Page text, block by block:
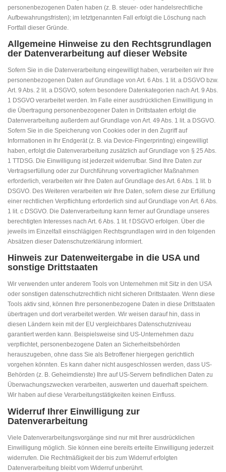
personenbezogenen Daten haben (z. B. steuer- oder handelsrechtliche
Aufbewahrungsfristen); im letztgenannten Fall erfolgt die Löschung nach
Fortfall dieser Gründe.
Allgemeine Hinweise zu den Rechtsgrundlagen
der Datenverarbeitung auf dieser Website
Sofern Sie in die Datenverarbeitung eingewilligt haben, verarbeiten wir Ihre
personenbezogenen Daten auf Grundlage von Art. 6 Abs. 1 lit. a DSGVO bzw.
Art. 9 Abs. 2 lit. a DSGVO, sofern besondere Datenkategorien nach Art. 9 Abs.
1 DSGVO verarbeitet werden. Im Falle einer ausdrücklichen Einwilligung in
die Übertragung personenbezogener Daten in Drittstaaten erfolgt die
Datenverarbeitung außerdem auf Grundlage von Art. 49 Abs. 1 lit. a DSGVO.
Sofern Sie in die Speicherung von Cookies oder in den Zugriff auf
Informationen in Ihr Endgerät (z. B. via Device-Fingerprinting) eingewilligt
haben, erfolgt die Datenverarbeitung zusätzlich auf Grundlage von § 25 Abs.
1 TTDSG. Die Einwilligung ist jederzeit widerrufbar. Sind Ihre Daten zur
Vertragserfüllung oder zur Durchführung vorvertraglicher Maßnahmen
erforderlich, verarbeiten wir Ihre Daten auf Grundlage des Art. 6 Abs. 1 lit. b
DSGVO. Des Weiteren verarbeiten wir Ihre Daten, sofern diese zur Erfüllung
einer rechtlichen Verpflichtung erforderlich sind auf Grundlage von Art. 6 Abs.
1 lit. c DSGVO. Die Datenverarbeitung kann ferner auf Grundlage unseres
berechtigten Interesses nach Art. 6 Abs. 1 lit. f DSGVO erfolgen. Über die
jeweils im Einzelfall einschlägigen Rechtsgrundlagen wird in den folgenden
Absätzen dieser Datenschutzerklärung informiert.
Hinweis zur Datenweitergabe in die USA und
sonstige Drittstaaten
Wir verwenden unter anderem Tools von Unternehmen mit Sitz in den USA
oder sonstigen datenschutzrechtlich nicht sicheren Drittstaaten. Wenn diese
Tools aktiv sind, können Ihre personenbezogene Daten in diese Drittstaaten
übertragen und dort verarbeitet werden. Wir weisen darauf hin, dass in
diesen Ländern kein mit der EU vergleichbares Datenschutzniveau
garantiert werden kann. Beispielsweise sind US-Unternehmen dazu
verpflichtet, personenbezogene Daten an Sicherheitsbehörden
herauszugeben, ohne dass Sie als Betroffener hiergegen gerichtlich
vorgehen könnten. Es kann daher nicht ausgeschlossen werden, dass US-
Behörden (z. B. Geheimdienste) Ihre auf US-Servern befindlichen Daten zu
Überwachungszwecken verarbeiten, auswerten und dauerhaft speichern.
Wir haben auf diese Verarbeitungstätigkeiten keinen Einfluss.
Widerruf Ihrer Einwilligung zur
Datenverarbeitung
Viele Datenverarbeitungsvorgänge sind nur mit Ihrer ausdrücklichen
Einwilligung möglich. Sie können eine bereits erteilte Einwilligung jederzeit
widerrufen. Die Rechtmäßigkeit der bis zum Widerruf erfolgten
Datenverarbeitung bleibt vom Widerruf unberührt.